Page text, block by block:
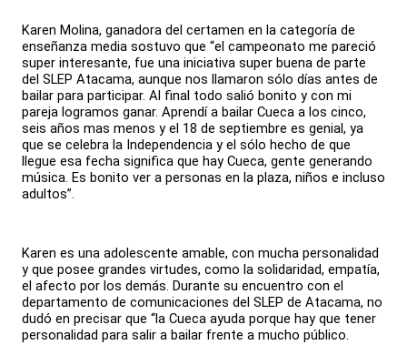
Karen Molina, ganadora del certamen en la categoría de
enseñanza media sostuvo que “el campeonato me pareció
super interesante, fue una iniciativa super buena de parte
del SLEP Atacama, aunque nos llamaron sólo días antes de
bailar para participar. Al final todo salió bonito y con mi
pareja logramos ganar. Aprendí a bailar Cueca a los cinco,
seis años mas menos y el 18 de septiembre es genial, ya
que se celebra la Independencia y el sólo hecho de que
llegue esa fecha significa que hay Cueca, gente generando
música. Es bonito ver a personas en la plaza, niños e incluso
adultos”.
Karen es una adolescente amable, con mucha personalidad
y que posee grandes virtudes, como la solidaridad, empatía,
el afecto por los demás. Durante su encuentro con el
departamento de comunicaciones del SLEP de Atacama, no
dudó en precisar que “la Cueca ayuda porque hay que tener
personalidad para salir a bailar frente a mucho público.